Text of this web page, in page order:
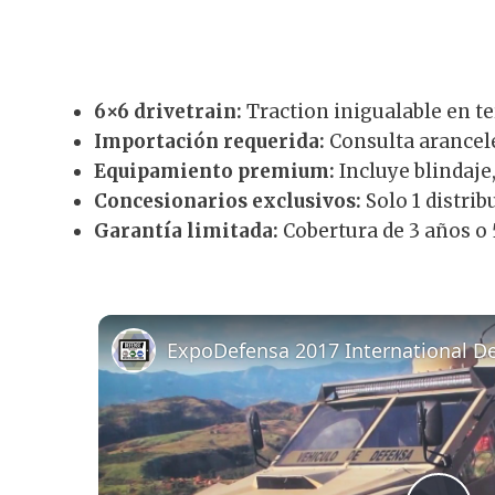
6×6 drivetrain: Traction inigualable en
Importación requerida: Consulta
Equipamiento premium: Incluye
Concesionarios exclusivos: Solo 1
Garantía limitada: Cobertura de 3 años o